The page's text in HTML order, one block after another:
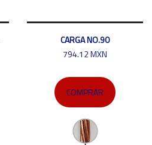
CARGA NO.90
794.12 MXN
COMPRAR